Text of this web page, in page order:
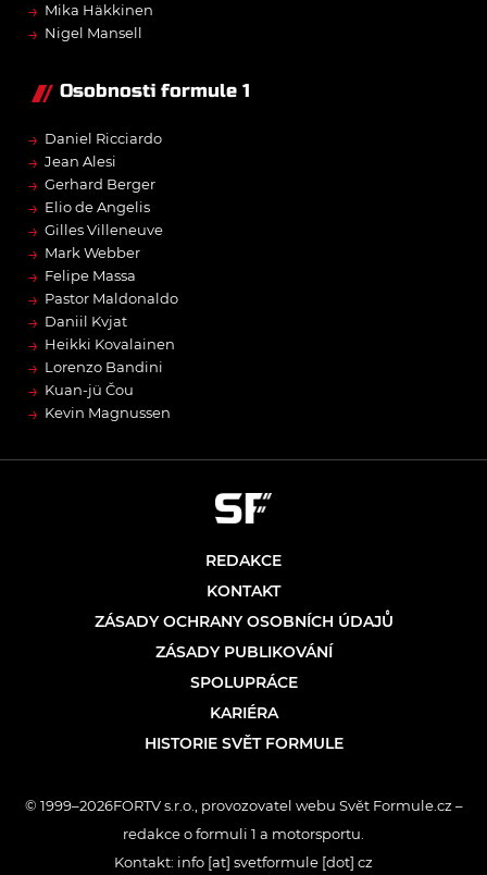
→ Mika Häkkinen
→ Nigel Mansell
Osobnosti formule 1
→ Daniel Ricciardo
→ Jean Alesi
→ Gerhard Berger
→ Elio de Angelis
→ Gilles Villeneuve
→ Mark Webber
→ Felipe Massa
→ Pastor Maldonaldo
→ Daniil Kvjat
→ Heikki Kovalainen
→ Lorenzo Bandini
→ Kuan-jü Čou
→ Kevin Magnussen
REDAKCE
KONTAKT
ZÁSADY OCHRANY OSOBNÍCH ÚDAJŮ
ZÁSADY PUBLIKOVÁNÍ
SPOLUPRÁCE
KARIÉRA
HISTORIE SVĚT FORMULE
© 1999–2026FORTV s.r.o., provozovatel webu Svět Formule.cz –
redakce o formuli 1 a motorsportu.
Kontakt: info [at] svetformule [dot] cz